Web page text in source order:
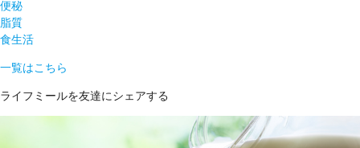
便秘
脂質
食生活
一覧はこちら
ライフミールを友達にシェアする